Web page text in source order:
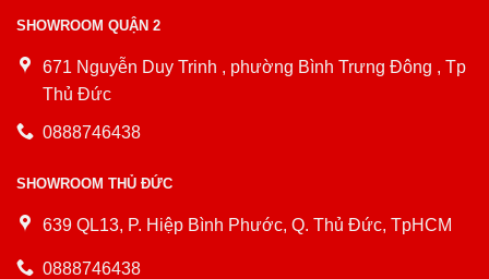
SHOWROOM QUẬN 2
671 Nguyễn Duy Trinh , phường Bình Trưng Đông , Tp
Thủ Đức
0888746438
SHOWROOM THỦ ĐỨC
639 QL13, P. Hiệp Bình Phước, Q. Thủ Đức, TpHCM
0888746438